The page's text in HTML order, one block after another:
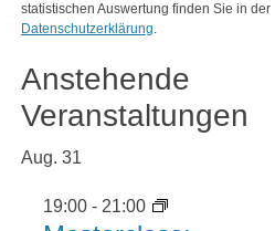
statistischen Auswertung finden Sie in der
Datenschutzerklärung.
Anstehende
Veranstaltungen
Aug. 31
19:00 - 21:00